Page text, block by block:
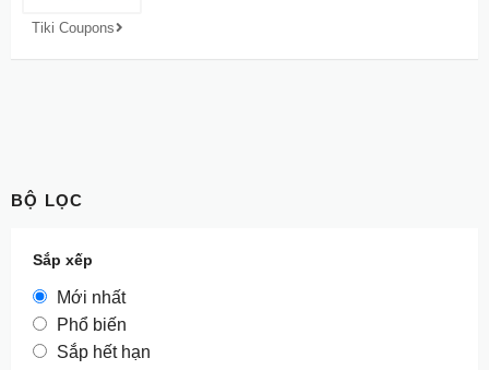
Tiki Coupons
BỘ LỌC
Sắp xếp
Mới nhất
Phổ biến
Sắp hết hạn